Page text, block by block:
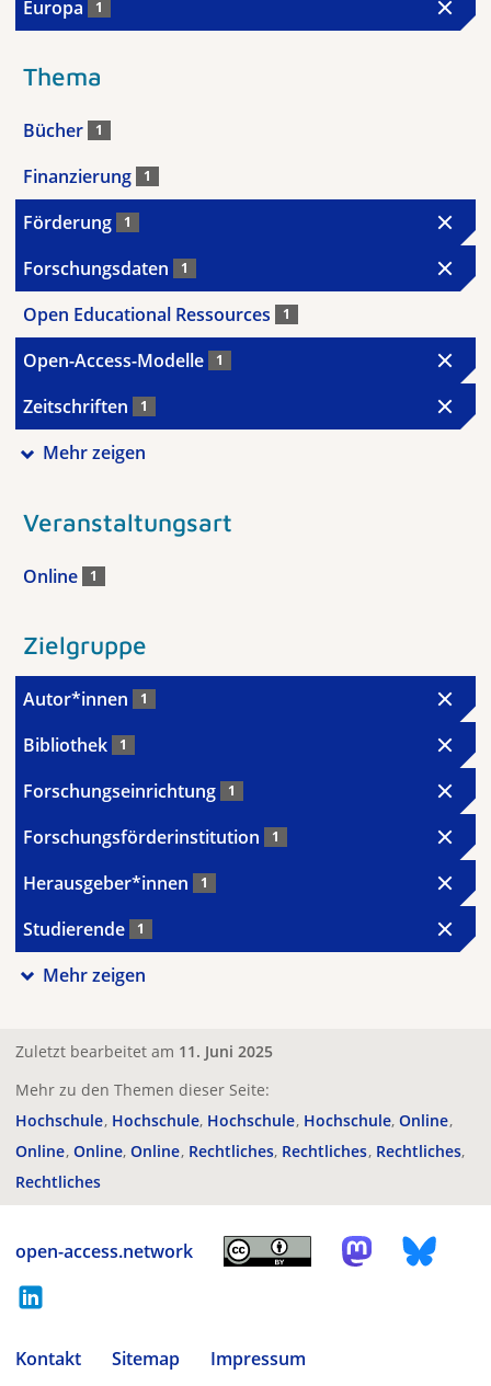
Europa 1
Thema
Bücher 1
Finanzierung 1
Förderung 1
Forschungsdaten 1
Open Educational Ressources 1
Open-Access-Modelle 1
Zeitschriften 1
Mehr zeigen
Veranstaltungsart
Online 1
Zielgruppe
Autor*innen 1
Bibliothek 1
Forschungseinrichtung 1
Forschungsförderinstitution 1
Herausgeber*innen 1
Studierende 1
Mehr zeigen
Zuletzt bearbeitet am 11. Juni 2025
Mehr zu den Themen dieser Seite:
Hochschule Hochschule Hochschule Hochschule Online
Online Online Online Rechtliches Rechtliches Rechtliches
Rechtliches
open-access.network
Kontakt Sitemap
Impressum